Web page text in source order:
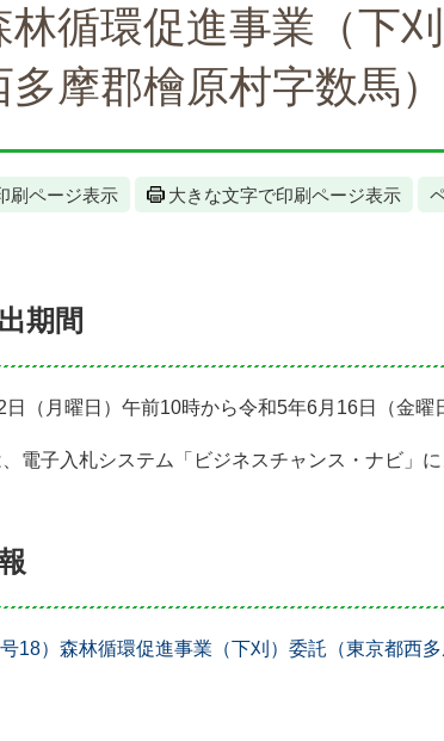
林循環促進事業（下
多摩郡檜原村字数馬）
刷ページ表示 大きな文字で印刷ページ表示
期間
日（月曜日）午前10時から令和5年6月16日（金曜
電子入札システム「ビジネスチャンス・ナビ」に
号18）森林循環促進事業（下刈）委託（東京都西